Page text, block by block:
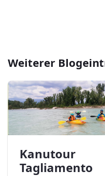
Weiterer
Kanutour
Tagliamento